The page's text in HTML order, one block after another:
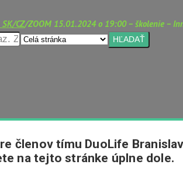
CZ/ZOOM 15.01.2024 o 19:00 – školenie –
členov tímu DuoLife
na tejto stránke úplne dole.